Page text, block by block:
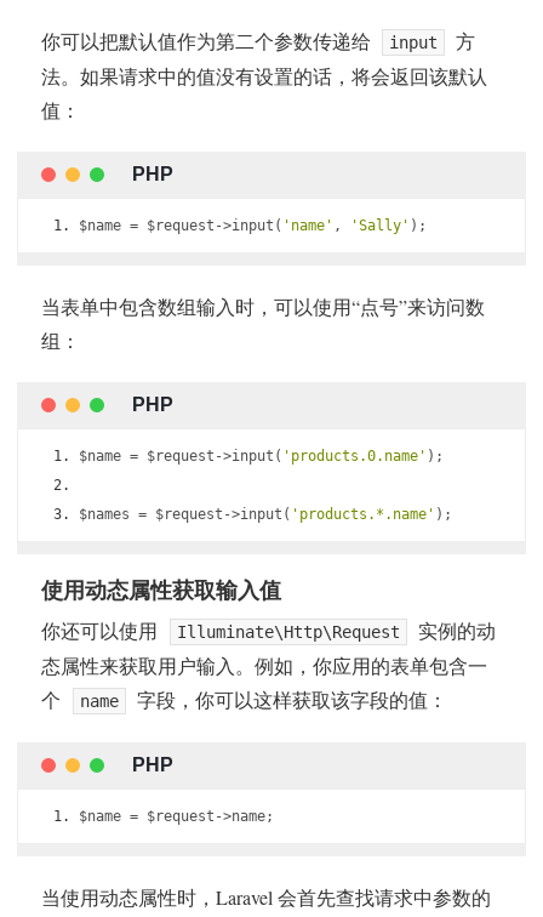
你可以把默认值作为第二个参数传递给 input
方
法。如果请求中的值没有设置的话，将会返回该默认
值：
$name = $request ->input ( 'name' , 'Sally' );
当表单中包含数组输入时，可以使用“点号”来访问数
组：
$name = $request ->input ( 'products.0.name' );
$names = $request ->input ( 'products.*.name' );
使用动态属性获取输入值
你还可以使用 Illuminate\Http\Request
实例的动
态属性来获取用户输入。例如，你应用的表单包含一
个
name 字段，你可以这样获取该字段的值：
$name = $request ->name;
当使用动态属性时，Laravel 会首先查找请求中参数的